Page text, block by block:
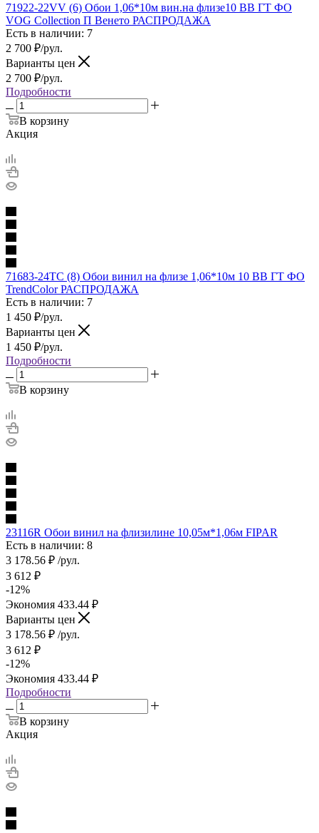
71922-22VV (6) Обои 1,06*10м вин.на флизе10 ВВ ГТ ФО
VOG Collection П Венето РАСПРОДАЖА
Есть в наличии: 7
2 700 ₽/рул.
Варианты цен
2 700 ₽/рул.
Подробности
В корзину
Акция
71683-24TC (8) Обои винил на флизе 1,06*10м 10 ВВ ГТ ФО
TrendColor РАСПРОДАЖА
Есть в наличии: 7
1 450 ₽/рул.
Варианты цен
1 450 ₽/рул.
Подробности
В корзину
23116R Обои винил на флизилине 10,05м*1,06м FIPAR
Есть в наличии: 8
3 178.56 ₽ /рул.
3 612 ₽
-12%
Экономия 433.44 ₽
Варианты цен
3 178.56 ₽ /рул.
3 612 ₽
-12%
Экономия 433.44 ₽
Подробности
В корзину
Акция